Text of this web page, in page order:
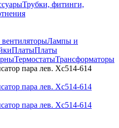
Трубки, фитинги,
Лампы и
ПлатыПлаты
ТермостатыТрансформаторы
пара лев. Xc514-614